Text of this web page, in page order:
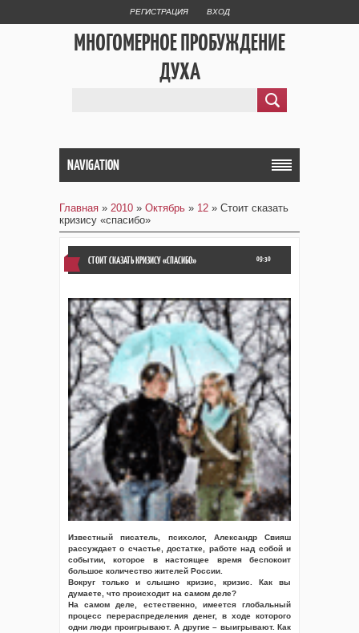
РЕГИСТРАЦИЯ ВХОД
МНОГОМЕРНОЕ ПРОБУЖДЕНИЕ
ДУХА
NAVIGATION
Главная » 2010 » Октябрь » 12 » Стоит сказать
кризису «спасибо»
09:30
СТОИТ СКАЗАТЬ КРИЗИСУ «СПАСИБО»
Известный писатель, психолог, Александр Свияш
рассуждает о счастье, достатке, работе над собой и
событии, которое в настоящее время беспокоит
большое количество жителей России.
Вокруг только и слышно кризис, кризис. Как вы
думаете, что происходит на самом деле?
На самом деле, естественно, имеется глобальный
процесс перераспределения денег, в ходе которого
одни люди проигрывают. А другие – выигрывают. Как